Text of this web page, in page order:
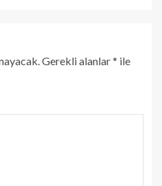
Gerekli alanlar* ile